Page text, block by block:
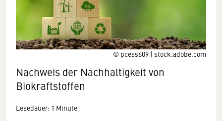
© pcess609 | stock.adobe.com
Nachweis der Nachhaltigkeit von
Biokraftstoffen
Lesedauer: 1 Minute